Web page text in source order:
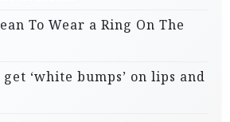
To Wear a Ring On The
get ‘white bumps’ on lips and